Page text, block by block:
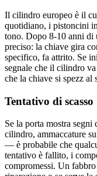
Il cilindro europeo è il
quotidiano, i pistoncini
tono. Dopo 8-10 anni di
preciso: la chiave gira
specifico, fa attrito. Se
segnale che il cilindro
che la chiave si spezz al
Tentativo di scasso
Se la porta mostra
cilindro, ammaccature
— è probabile che
tentativo è fallito, i
compromessi. Un